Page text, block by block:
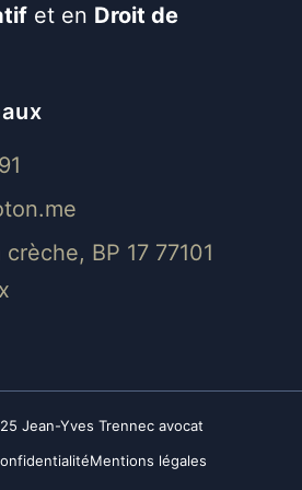
et en Droit de
BP 17 77101
Jean-Yves Trennec avocat
Mentions légales